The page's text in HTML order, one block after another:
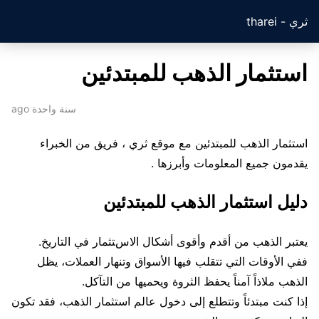
ثري - tharei
استثمار الذهب للمبتدئين
سنة واحدة ago
استثمار الذهب للمبتدئين مع موقع ثري ، فريق من الخبراء
يقدمون جميع المعلومات وأبرزها .
دليل استثمار الذهب للمبتدئين
يعتبر الذهب من أقدم وأقوى أشكال الاستثمار في التاريخ.
ففي الأوقات التي تتقلب فيها الأسواق وتنهار العملات، يظل
الذهب ملاذاً آمناً يحفظ الثروة ويحميها من التآكل.
إذا كنت مبتدئاً وتتطلع إلى دخول عالم استثمار الذهب، فقد تكون